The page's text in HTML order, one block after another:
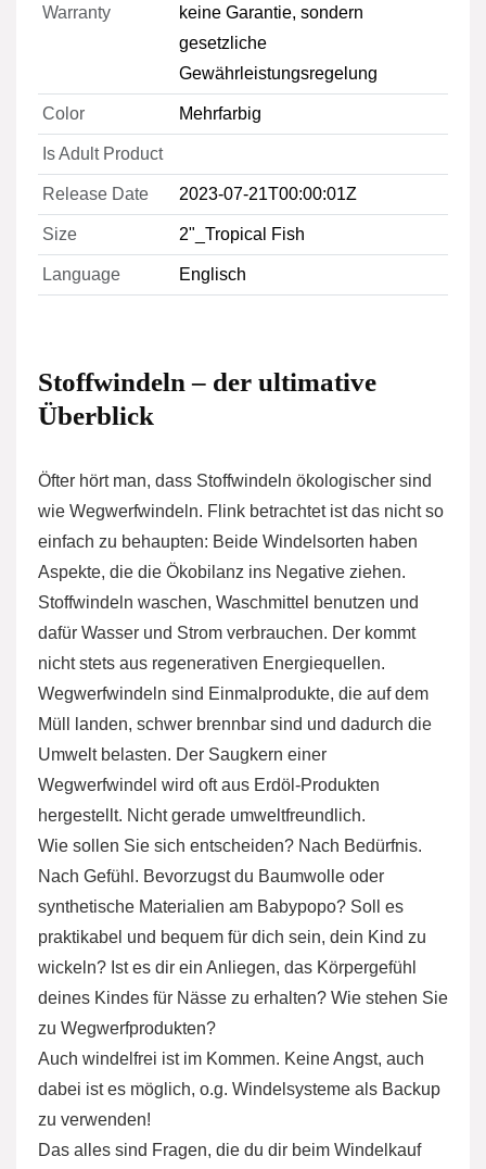
Warranty
keine Garantie, sondern
gesetzliche
Gewährleistungsregelung
Color Mehrfarbig
Is Adult Product
Release Date 2023-07-21T00:00:01Z
Size 2"_Tropical Fish
Language Englisch
Stoffwindeln – der ultimative
Überblick
Öfter hört man, dass Stoffwindeln ökologischer sind
wie Wegwerfwindeln. Flink betrachtet ist das nicht so
einfach zu behaupten: Beide Windelsorten haben
Aspekte, die die Ökobilanz ins Negative ziehen.
Stoffwindeln waschen, Waschmittel benutzen und
dafür Wasser und Strom verbrauchen. Der kommt
nicht stets aus regenerativen Energiequellen.
Wegwerfwindeln sind Einmalprodukte, die auf dem
Müll landen, schwer brennbar sind und dadurch die
Umwelt belasten. Der Saugkern einer
Wegwerfwindel wird oft aus Erdöl-Produkten
hergestellt. Nicht gerade umweltfreundlich.
Wie sollen Sie sich entscheiden? Nach Bedürfnis.
Nach Gefühl. Bevorzugst du Baumwolle oder
synthetische Materialien am Babypopo? Soll es
praktikabel und bequem für dich sein, dein Kind zu
wickeln? Ist es dir ein Anliegen, das Körpergefühl
deines Kindes für Nässe zu erhalten? Wie stehen Sie
zu Wegwerfprodukten?
Auch windelfrei ist im Kommen. Keine Angst, auch
dabei ist es möglich, o.g. Windelsysteme als Backup
zu verwenden!
Das alles sind Fragen, die du dir beim Windelkauf